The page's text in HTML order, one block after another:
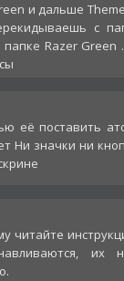
и дальше
c
Razer Green
её поставить
Ни значки ни
читайте
их